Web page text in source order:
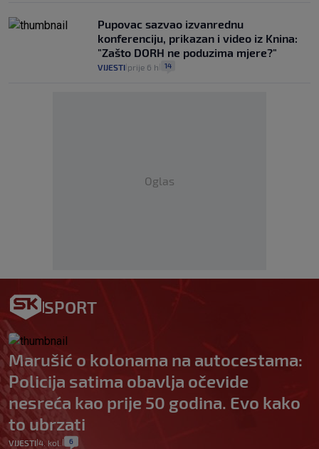
Pupovac sazvao izvanrednu
konferenciju, prikazan i video iz Knina:
"Zašto DORH ne poduzima mjere?"
VIJESTI prije 6 h 14
Oglas
SPORT
Marušić o kolonama na autocestama:
Policija satima obavlja očevide
nesreća kao prije 50 godina. Evo kako
to ubrzati
VIJESTI 4. kol. 6